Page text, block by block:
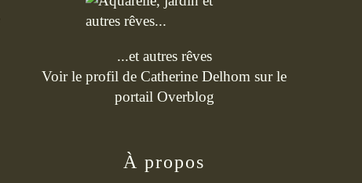
...et autres rêves
Voir le profil de Catherine Delhom sur le
portail Overblog
À propos